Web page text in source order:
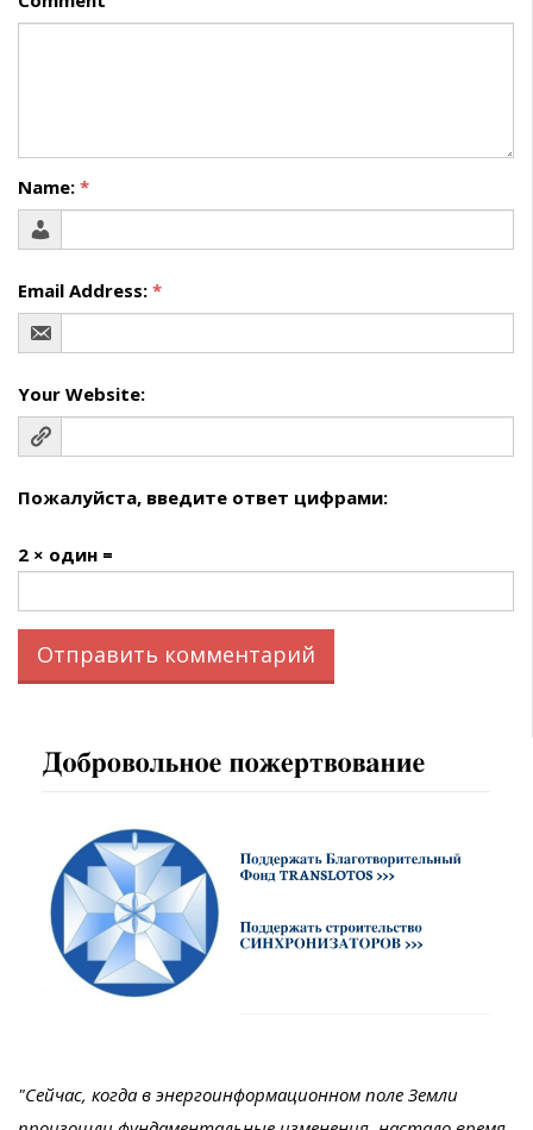
Name: *
Email Address: *
Your Website:
Пожалуйста, введите ответ цифрами:
2 × один =
"Сейчас, когда в энергоинформационном поле Земли